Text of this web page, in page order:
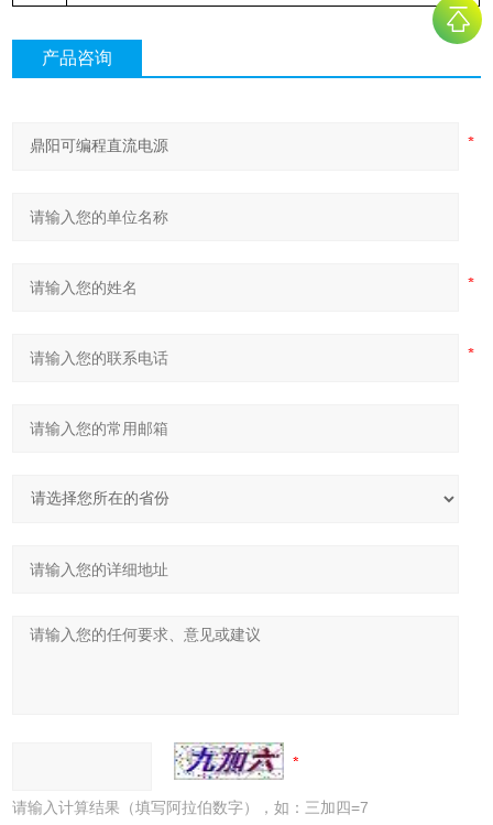
产品咨询
请输入计算结果（填写阿拉伯数字），如：三加四=7